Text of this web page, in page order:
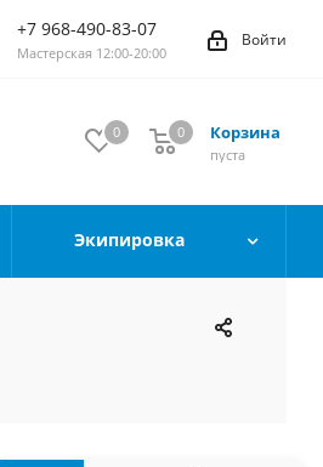
+7 968-490-83-07
Мастерская 12:00-20:00
Войти
0 Корзина
0
пуста
0
Экипировка